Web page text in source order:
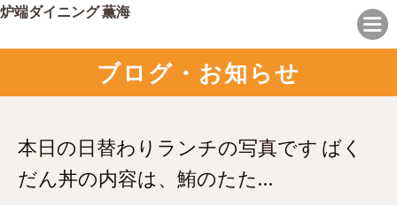
炉端ダイニング 薫海
ブログ・お知らせ
本日の日替わりランチの写真です ばく
だん丼の内容は、鮪のたた…